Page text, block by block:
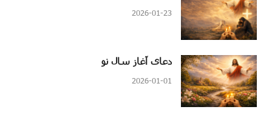
2026-01-23
دعای آغاز سال نو
2026-01-01